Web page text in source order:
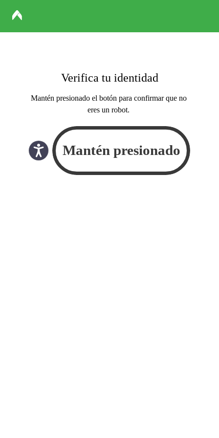
Verifica tu identidad
Mantén presionado el botón para confirmar que no
eres un robot.